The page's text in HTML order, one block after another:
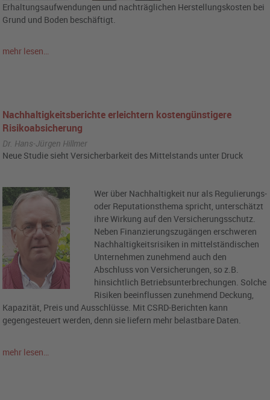
Erhaltungsaufwendungen und nachträglichen Herstellungskosten bei
Grund und Boden beschäftigt.
mehr lesen…
Nachhaltigkeitsberichte erleichtern kostengünstigere
Risikoabsicherung
Dr. Hans-Jürgen Hillmer
Neue Studie sieht Versicherbarkeit des Mittelstands unter Druck
Wer über Nachhaltigkeit nur als Regulierungs-
oder Reputationsthema spricht, unterschätzt
ihre Wirkung auf den Versicherungsschutz.
Neben Finanzierungszugängen erschweren
Nachhaltigkeitsrisiken in mittelständischen
Unternehmen zunehmend auch den
Abschluss von Versicherungen, so z.B.
hinsichtlich Betriebsunterbrechungen. Solche
Risiken beeinflussen zunehmend Deckung,
Kapazität, Preis und Ausschlüsse. Mit CSRD-Berichten kann
gegengesteuert werden, denn sie liefern mehr belastbare Daten.
mehr lesen…